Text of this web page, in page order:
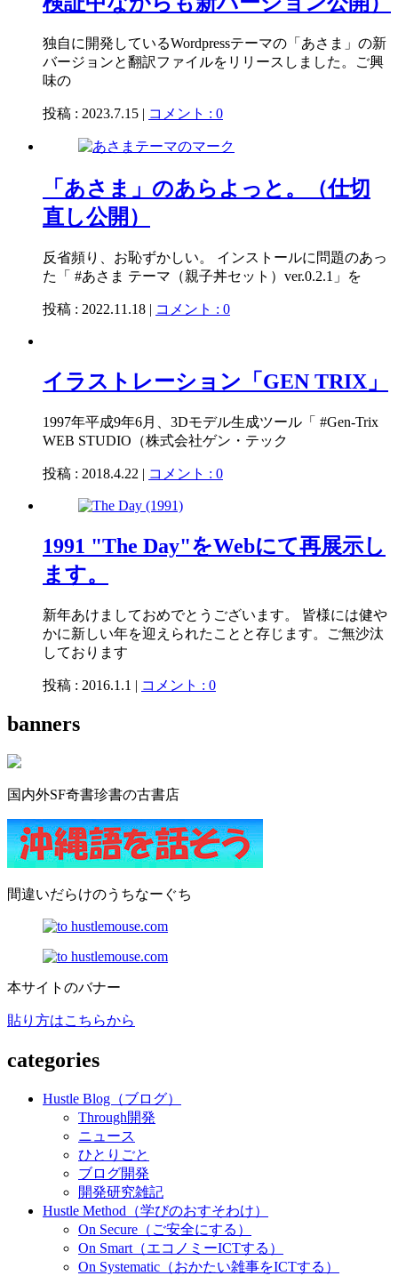
独自に開発しているWordpressテーマの「あさま」の新
バージョンと翻訳ファイルをリリースしました。ご興
味の
投稿 : 2023.7.15 | コメント : 0
「あさま」のあらよっと。（仕切
直し公開）
反省頻り、お恥ずかしい。 インストールに問題のあっ
た「 #あさま テーマ（親子丼セット）ver.0.2.1」を
投稿 : 2022.11.18 | コメント : 0
イラストレーション「GEN TRIX」
1997年平成9年6月、3Dモデル生成ツール「 #Gen-Trix
WEB STUDIO（株式会社ゲン・テック
投稿 : 2018.4.22 | コメント : 0
1991 "The Day"をWebにて再展示し
ます。
新年あけましておめでとうございます。 皆様には健や
かに新しい年を迎えられたことと存じます。ご無沙汰
しております
投稿 : 2016.1.1 | コメント : 0
banners
国内外SF奇書珍書の古書店
間違いだらけのうちなーぐち
本サイトのバナー
貼り方はこちらから
categories
Hustle Blog（ブログ）
Through開発
ニュース
ひとりごと
ブログ開発
開発研究雑記
Hustle Method（学びのおすそわけ）
On Secure（ご安全にする）
On Smart（エコノミーICTする）
On Systematic（おかたい雑事をICTする）